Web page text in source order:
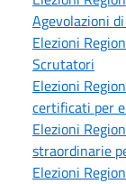
Agevolazioni
Elezioni
Scrutatori
Elezioni
certificati per
Elezioni
straordinarie
Elezioni